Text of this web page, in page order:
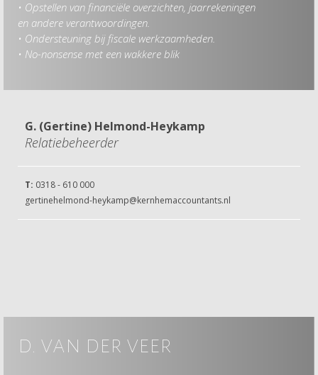
• Opstellen van financiële overzichten, jaarrekeningen
en andere verantwoordingen.
• Ondersteuning bij fiscale werkzaamheden.
• No-nonsense met een wakkere blik
G. (Gertine) Helmond-Heykamp
Relatiebeheerder
T: 0318 - 610 000
gertinehelmond-heykamp@kernhemaccountants.nl
d. van der veer